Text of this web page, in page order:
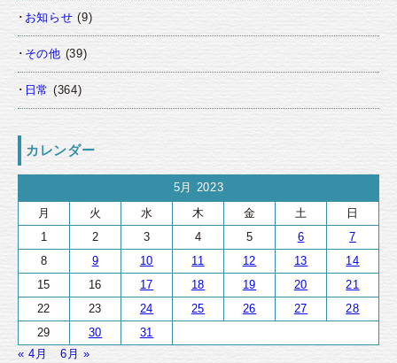
お知らせ (9)
その他 (39)
日常 (364)
カレンダー
5月 2023
月
火 水 木 金 土
日
1
2 3 4 5 6
7
8
9 10 11 12 13
14
15
16 17 18 19 20
21
22
23 24 25 26 27
28
29
30
31
« 4月
6月 »